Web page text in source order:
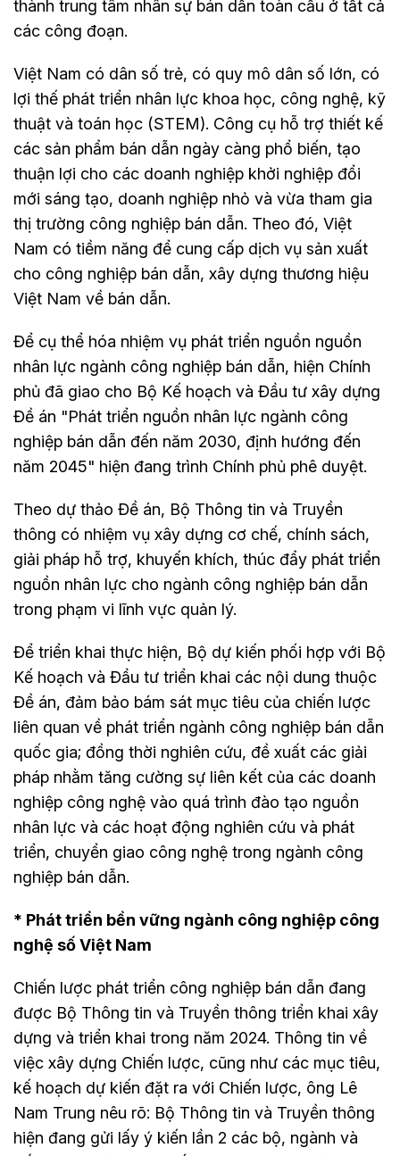
thành trung tâm nhân sự bán dẫn toàn cầu ở tất cả
các công đoạn.
Việt Nam có dân số trẻ, có quy mô dân số lớn, có
lợi thế phát triển nhân lực khoa học, công nghệ, kỹ
thuật và toán học (STEM). Công cụ hỗ trợ thiết kế
các sản phẩm bán dẫn ngày càng phổ biến, tạo
thuận lợi cho các doanh nghiệp khởi nghiệp đổi
mới sáng tạo, doanh nghiệp nhỏ và vừa tham gia
thị trường công nghiệp bán dẫn. Theo đó, Việt
Nam có tiềm năng để cung cấp dịch vụ sản xuất
cho công nghiệp bán dẫn, xây dựng thương hiệu
Việt Nam về bán dẫn.
Để cụ thể hóa nhiệm vụ phát triển nguồn nguồn
nhân lực ngành công nghiệp bán dẫn, hiện Chính
phủ đã giao cho Bộ Kế hoạch và Đầu tư xây dựng
Đề án "Phát triển nguồn nhân lực ngành công
nghiệp bán dẫn đến năm 2030, định hướng đến
năm 2045" hiện đang trình Chính phủ phê duyệt.
Theo dự thảo Đề án, Bộ Thông tin và Truyền
thông có nhiệm vụ xây dựng cơ chế, chính sách,
giải pháp hỗ trợ, khuyến khích, thúc đẩy phát triển
nguồn nhân lực cho ngành công nghiệp bán dẫn
trong phạm vi lĩnh vực quản lý.
Để triển khai thực hiện, Bộ dự kiến phối hợp với Bộ
Kế hoạch và Đầu tư triển khai các nội dung thuộc
Đề án, đảm bảo bám sát mục tiêu của chiến lược
liên quan về phát triển ngành công nghiệp bán dẫn
quốc gia; đồng thời nghiên cứu, đề xuất các giải
pháp nhằm tăng cường sự liên kết của các doanh
nghiệp công nghệ vào quá trình đào tạo nguồn
nhân lực và các hoạt động nghiên cứu và phát
triển, chuyển giao công nghệ trong ngành công
nghiệp bán dẫn.
* Phát triển bền vững ngành công nghiệp công
nghệ số Việt Nam
Chiến lược phát triển công nghiệp bán dẫn đang
được Bộ Thông tin và Truyền thông triển khai xây
dựng và triển khai trong năm 2024. Thông tin về
việc xây dựng Chiến lược, cũng như các mục tiêu,
kế hoạch dự kiến đặt ra với Chiến lược, ông Lê
Nam Trung nêu rõ: Bộ Thông tin và Truyền thông
hiện đang gửi lấy ý kiến lần 2 các bộ, ngành và